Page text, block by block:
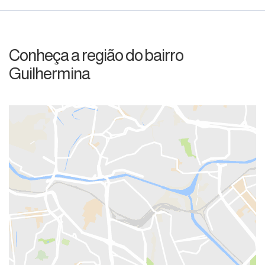
Conheça a região do bairro
Guilhermina